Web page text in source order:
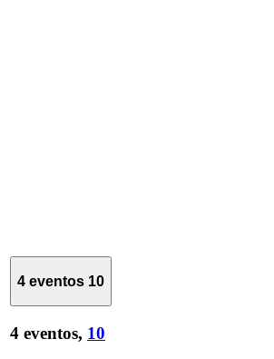
4 eventos 10
4 eventos, 10